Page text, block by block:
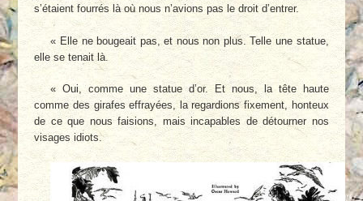
s’étaient fourrés là où nous n’avions pas le droit d’entrer.
« Elle ne bougeait pas, et nous non plus. Telle une statue,
elle se tenait là.
« Oui, comme une statue d’or. Et nous, la tête haute
comme des girafes effrayées, la regardions fixement, honteux
de ce que nous faisions, mais incapables de détourner nos
visages idiots.